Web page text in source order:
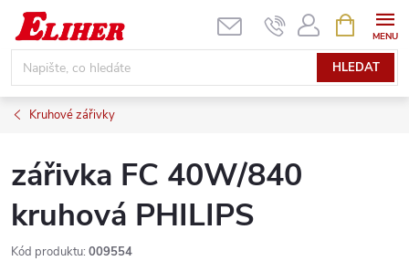
Přejít
obsah
HLEDAT
NÁKUPNÍ
KOŠÍK
Kruhové zářivky
zářivka FC 40W/840
kruhová PHILIPS
Kód produktu: 009554